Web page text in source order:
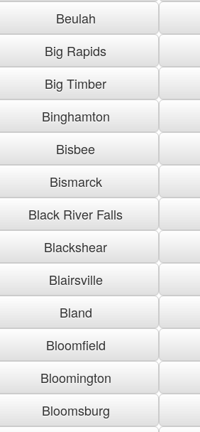
Beulah
Big Rapids
Big Timber
Binghamton
Bisbee
Bismarck
Black River Falls
Blackshear
Blairsville
Bland
Bloomfield
Bloomington
Bloomsburg